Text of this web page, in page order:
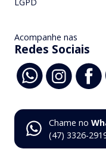
Acompanhe nas
Redes Sociais
Chame no
(47) 3326-